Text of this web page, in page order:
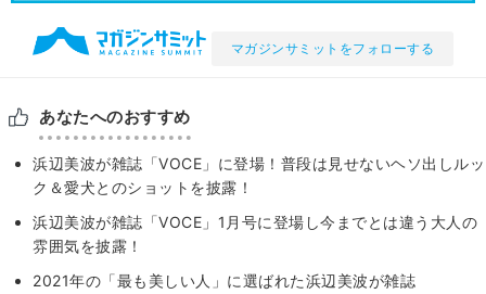
マガジンサミットをフォローする
あなたへのおすすめ
浜辺美波が雑誌「VOCE」に登場！普段は見せないヘソ出しルッ
ク＆愛犬とのショットを披露！
浜辺美波が雑誌「VOCE」1月号に登場し今までとは違う大人の
雰囲気を披露！
2021年の「最も美しい人」に選ばれた浜辺美波が雑誌